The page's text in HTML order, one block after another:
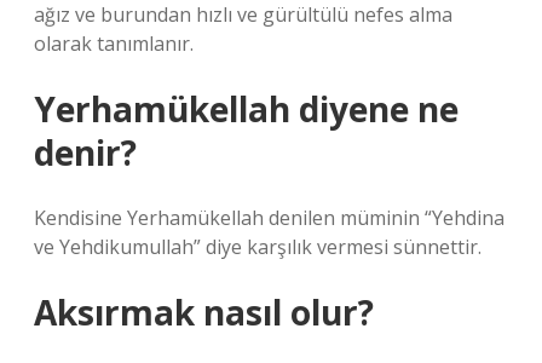
ağız ve burundan hızlı ve gürültülü nefes alma
olarak tanımlanır.
Yerhamükellah diyene ne
denir?
Kendisine Yerhamükellah denilen müminin “Yehdina
ve Yehdikumullah” diye karşılık vermesi sünnettir.
Aksırmak nasıl olur?